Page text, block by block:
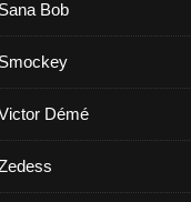
Bob
Démé